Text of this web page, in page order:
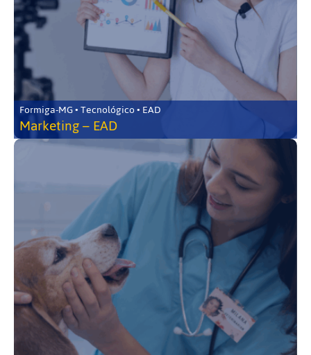
Formiga-MG • Tecnológico • EAD
Marketing – EAD